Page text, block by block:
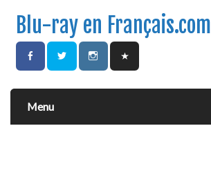
Blu-ray en Français.com
Menu